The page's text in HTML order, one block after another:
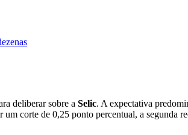
deliberar sobre a Selic. A expectativa
corte de 0,25 ponto percentual, a segunda